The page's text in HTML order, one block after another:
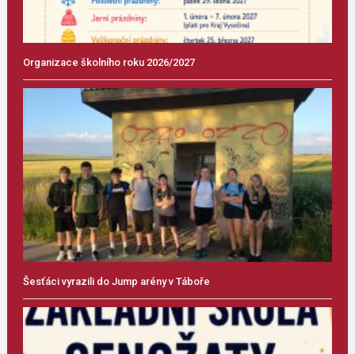
Organizace školního roku 2026/2027
Šesťáci vyrazili do Jump arény v Táboře